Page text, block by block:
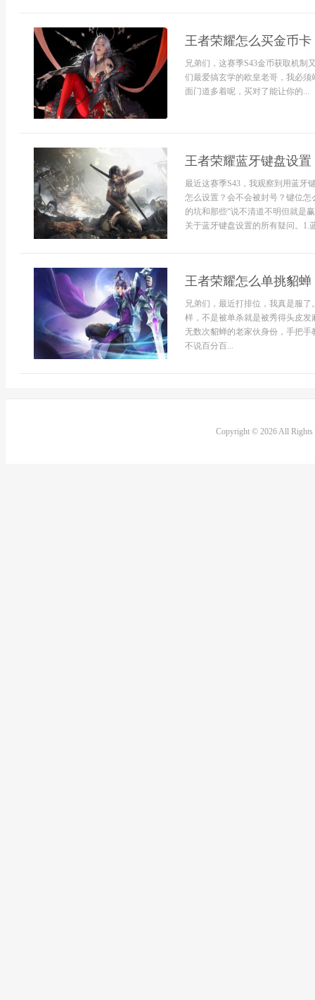
王者荣耀怎么买金币
兄弟们，这赛季S43金币获取机制
们最爱搞玄学的欧皇老哥，我必
面门道多着呢，买对了能让你的...
王者荣耀蓝牙键盘设
最近这赛季S43，我观察到用蓝牙
怎么设置？会不会被封号？键位
的坑和那些“说不清道不明但就是
关于蓝牙键盘设置的所有疑问。1.
王者荣耀怎么单挑貂
兄弟们，最近打排位，我真是服
样，不是被单杀就是被秀得头皮
无数次貂蝉的老家伙身份，手把
不说百分百...
Copyright © 2026 All